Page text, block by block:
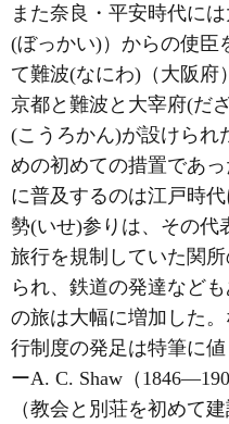
また奈良・平安時代に
(ぼっかい)）からの使臣
て難波(なにわ)（大阪府
京都と難波と大宰府(だ
(こうろかん)が設けられ
めの初めての措置であ
に普及するのは江戸時
勢(いせ)参りは、その代
旅行を規制していた関
られ、鉄道の発達など
の旅は大幅に増加した
行制度の発足は特筆に
ーA. C. Shaw（
（教会と別荘を初めて